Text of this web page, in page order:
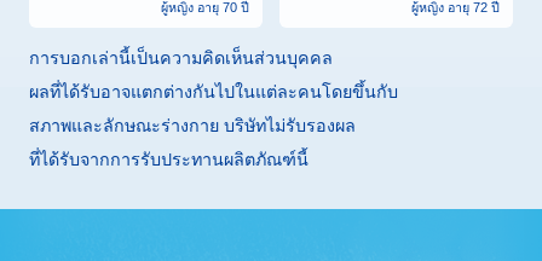
ผู้หญิง อายุ 70 ปี ผู้หญิง อายุ 72 ปี
การบอกเล่านี้เป็นความคิดเห็นส่วนบุคคล
ผลที่ได้รับอาจแตกต่างกันไปในแต่ละคนโดยขึ้นกับ
สภาพและลักษณะร่างกาย บริษัทไม่รับรองผล
ที่ได้รับจากการรับประทานผลิตภัณฑ์นี้